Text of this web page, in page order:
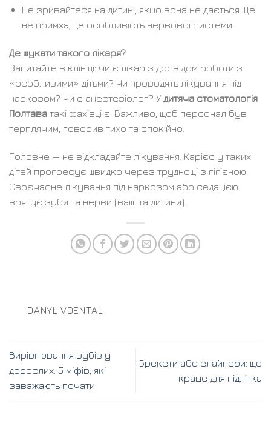
Не зривайтеся на дитині, якщо вона не дається. Це
не примха, це особливість нервової системи.
Де шукати такого лікаря?
Запитайте в клініці: чи є лікар з досвідом роботи з
«особливими» дітьми? Чи проводять лікування під
наркозом? Чи є анестезіолог? У дитяча стоматологія
Полтава такі фахівці є. Важливо, щоб персонал був
терплячим, говорив тихо та спокійно.
Головне — не відкладайте лікування. Карієс у таких
дітей прогресує швидко через труднощі з гігієною.
Своєчасне лікування під наркозом або седацією
врятує зуби та нерви (ваші та дитини).
DANYLIVDENTAL
Вирівнювання зубів у
дорослих: 5 міфів, які
заважають почати
Брекети або елайнери: що
краще для підлітка